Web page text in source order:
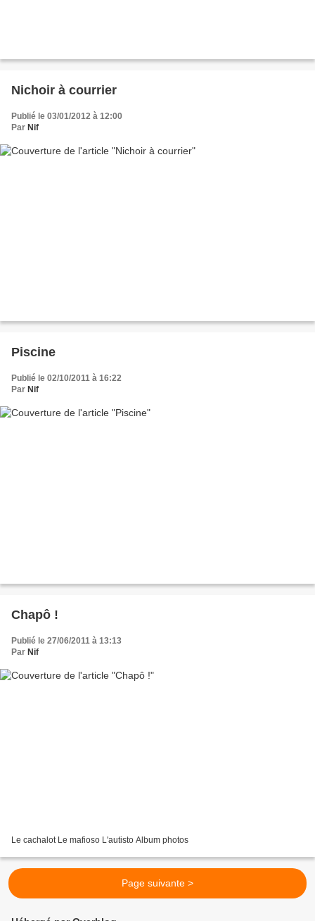
Nichoir à courrier
Publié le 03/01/2012 à 12:00
Par Nif
Piscine
Publié le 02/10/2011 à 16:22
Par Nif
Chapô !
Publié le 27/06/2011 à 13:13
Par Nif
Le cachalot Le mafioso L'autisto Album photos
Page suivante >